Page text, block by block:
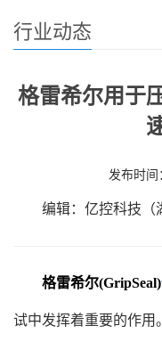
行业动态
格雷希尔用于
发布时
编辑：亿控科技（
格雷希尔(GripSeal)
试中发挥着重要的作用